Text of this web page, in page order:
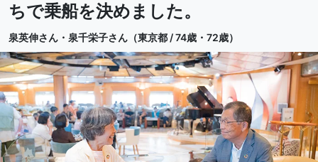
ちで乗船を決めました。
泉英伸さん・泉千栄子さん（東京都 / 74歳・72歳）